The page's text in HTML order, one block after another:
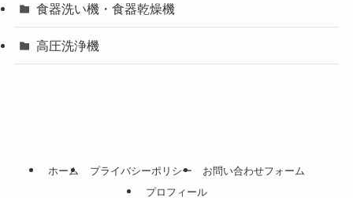
食器洗い機・食器乾燥機
高圧洗浄機
ホーム プライバシーポリシー
お問い合わせフォーム
プロフィール